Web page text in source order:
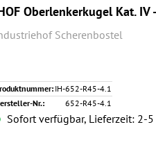
Oberlenkerkugel Kat. IV
Scherenbostel
IH-652-R45-4.1
Nr.:
652-R45-4.1
Sofort verfügbar, Lieferzeit: 2-5